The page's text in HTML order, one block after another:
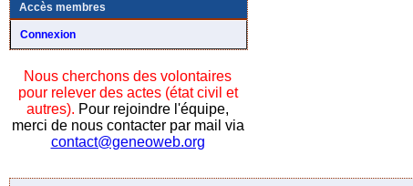
Accès membres
Connexion
Nous cherchons des volontaires
pour relever des actes (état civil et
autres). Pour rejoindre l'équipe,
merci de nous contacter par mail via
contact@geneoweb.org